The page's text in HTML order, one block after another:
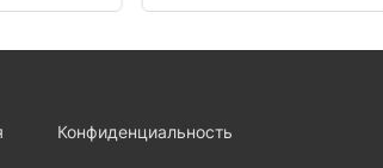
Конфиденциальность